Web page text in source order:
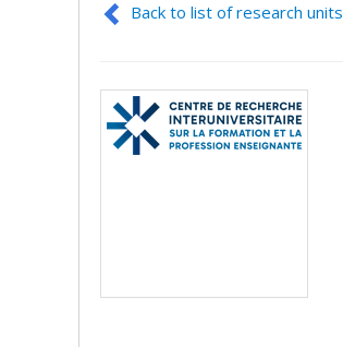
Back to list of research units